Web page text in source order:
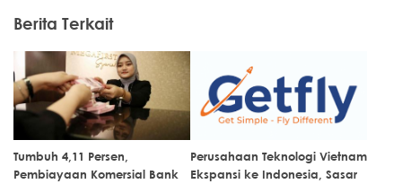
Berita Terkait
Tumbuh 4,11 Persen,
Pembiayaan Komersial Bank
Perusahaan Teknologi Vietnam
Ekspansi ke Indonesia, Sasar